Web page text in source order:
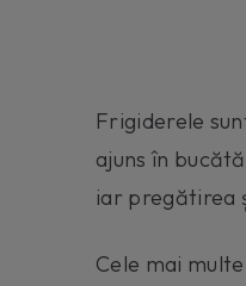
Frigiderele
ajuns în
iar pregătirea
Cele mai